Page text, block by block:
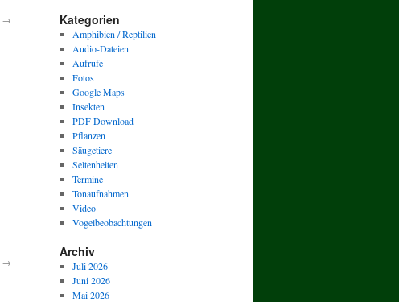
→
→
Kategorien
Amphibien / Reptilien
Audio-Dateien
Aufrufe
Fotos
Google Maps
Insekten
PDF Download
Pflanzen
Säugetiere
Seltenheiten
Termine
Tonaufnahmen
Video
Vogelbeobachtungen
Archiv
Juli 2026
Juni 2026
Mai 2026